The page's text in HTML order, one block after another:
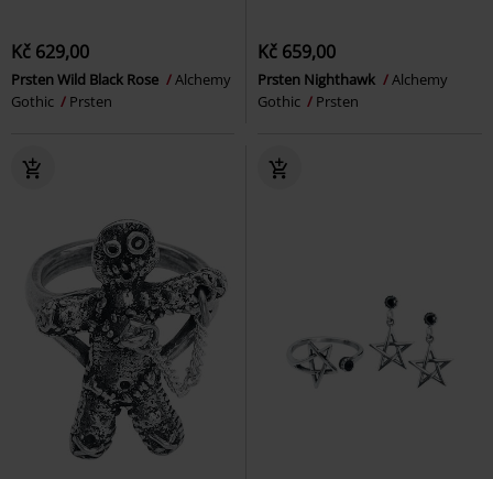
Kč 629,00
Prsten Wild Black Rose
Alchemy
Gothic
Prsten
Kč 659,00
Prsten Nighthawk
Alchemy
Gothic
Prsten